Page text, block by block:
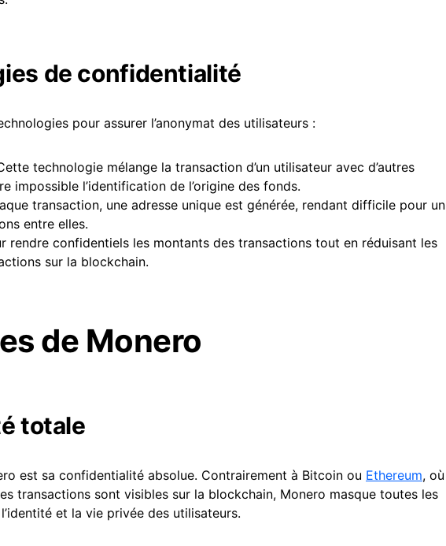
de confidentialité
pour assurer l’anonymat des utilisateurs :
technologie mélange la transaction d’un utilisateur avec d’autres
impossible l’identification de l’origine des fonds.
transaction, une adresse unique est générée, rendant difficile pour un
entre elles.
rendre confidentiels les montants des transactions tout en réduisant les
sur la blockchain.
de Monero
totale
est sa confidentialité absolue. Contrairement à Bitcoin ou Ethereum, où
transactions sont visibles sur la blockchain, Monero masque toutes les
et la vie privée des utilisateurs.